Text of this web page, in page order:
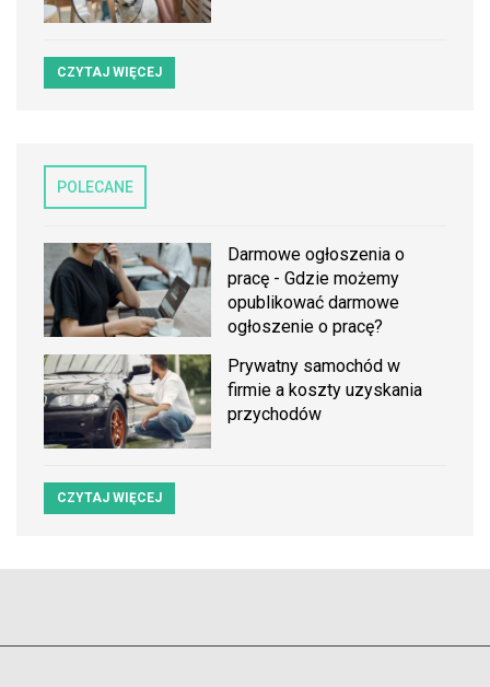
CZYTAJ WIĘCEJ
POLECANE
Darmowe ogłoszenia o
pracę - Gdzie możemy
opublikować darmowe
ogłoszenie o pracę?
Prywatny samochód w
firmie a koszty uzyskania
przychodów
CZYTAJ WIĘCEJ